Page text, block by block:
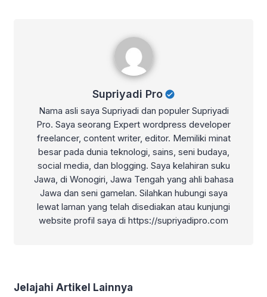
Supriyadi Pro
Nama asli saya Supriyadi dan populer Supriyadi
Pro. Saya seorang Expert wordpress developer
freelancer, content writer, editor. Memiliki minat
besar pada dunia teknologi, sains, seni budaya,
social media, dan blogging. Saya kelahiran suku
Jawa, di Wonogiri, Jawa Tengah yang ahli bahasa
Jawa dan seni gamelan. Silahkan hubungi saya
lewat laman yang telah disediakan atau kunjungi
website profil saya di https://supriyadipro.com
Jelajahi Artikel Lainnya